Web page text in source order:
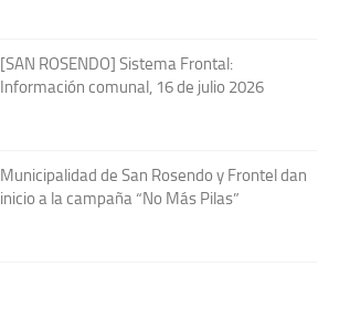
[SAN ROSENDO] Sistema Frontal:
Información comunal, 16 de julio 2026
Municipalidad de San Rosendo y Frontel dan
inicio a la campaña “No Más Pilas”